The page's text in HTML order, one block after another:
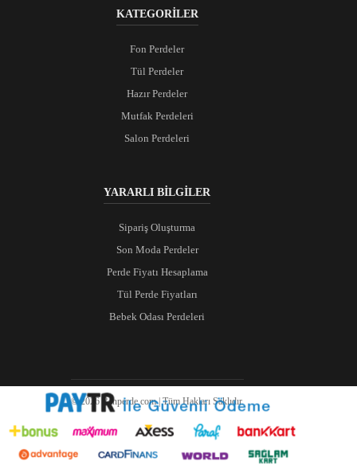
KATEGORİLER
Fon Perdeler
Tül Perdeler
Hazır Perdeler
Mutfak Perdeleri
Salon Perdeleri
YARARLI BİLGİLER
Sipariş Oluşturma
Son Moda Perdeler
Perde Fiyatı Hesaplama
Tül Perde Fiyatları
Bebek Odası Perdeleri
© 2026 Ranperde.com | Tüm Hakları Saklıdır.